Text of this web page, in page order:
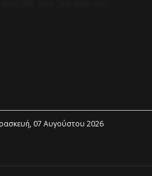
07 Αυγούστου 2026